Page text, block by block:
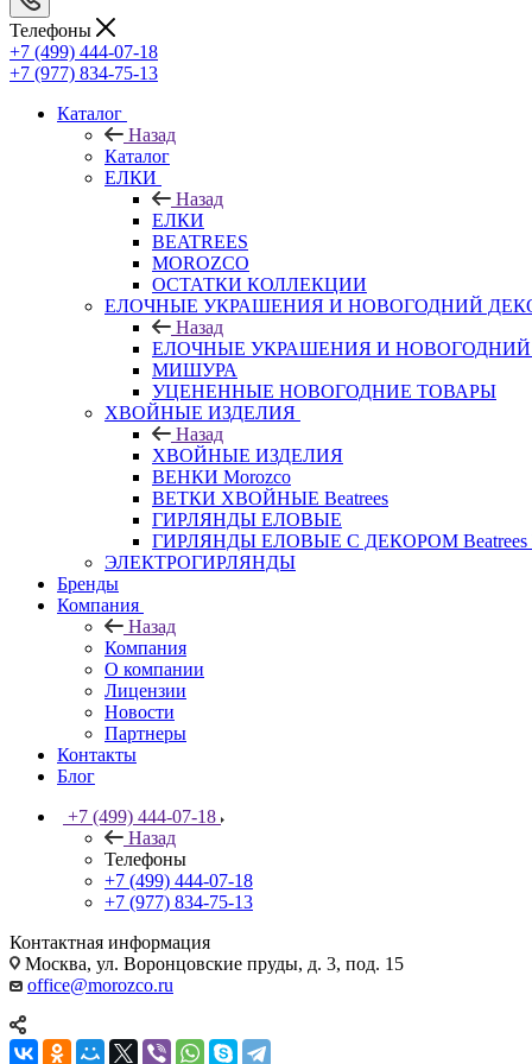
Телефоны
+7 (499) 444-07-18
+7 (977) 834-75-13
Каталог
Назад
Каталог
ЕЛКИ
Назад
ЕЛКИ
BEATREES
MOROZCO
ОСТАТКИ КОЛЛЕКЦИИ
ЕЛОЧНЫЕ УКРАШЕНИЯ И НОВОГОДНИЙ
Назад
ЕЛОЧНЫЕ УКРАШЕНИЯ И НОВОГОДНИЙ
МИШУРА
УЦЕНЕННЫЕ НОВОГОДНИЕ ТОВАРЫ
ХВОЙНЫЕ ИЗДЕЛИЯ
Назад
ХВОЙНЫЕ ИЗДЕЛИЯ
ВЕНКИ Morozco
ВЕТКИ ХВОЙНЫЕ Beatrees
ГИРЛЯНДЫ ЕЛОВЫЕ
ГИРЛЯНДЫ ЕЛОВЫЕ С ДЕКОРОМ Beatrees
ЭЛЕКТРОГИРЛЯНДЫ
Бренды
Компания
Назад
Компания
О компании
Лицензии
Новости
Партнеры
Контакты
Блог
+7 (499) 444-07-18
Назад
Телефоны
+7 (499) 444-07-18
+7 (977) 834-75-13
Контактная информация
Москва, ул. Воронцовские пруды, д. 3, под. 15
office@morozco.ru